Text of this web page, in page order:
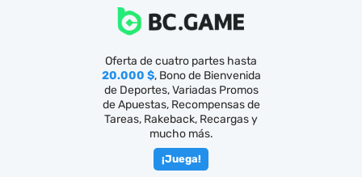
Oferta de cuatro partes hasta
20.000 $, Bono de Bienvenida
de Deportes, Variadas Promos
de Apuestas, Recompensas de
Tareas, Rakeback, Recargas y
mucho más.
¡Juega!